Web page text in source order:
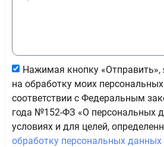
Нажимая кнопку «Отправить»,
на обработку моих
соответствии с Федеральным
года №152-ФЗ «О персональных
условиях и для целей,
обработку персональных данных